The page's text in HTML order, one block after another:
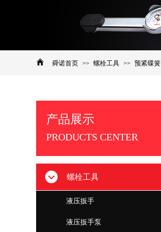
舜诺首页 >> 螺栓工具 >> 预紧碟簧
螺栓工具
液压扳手
液压扳手泵
产品展示
​PRODUCTS CENTER